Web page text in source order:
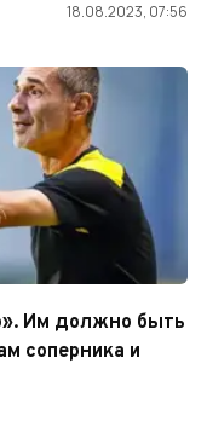
18.08.2023, 07:56
Им должно быть
соперника и